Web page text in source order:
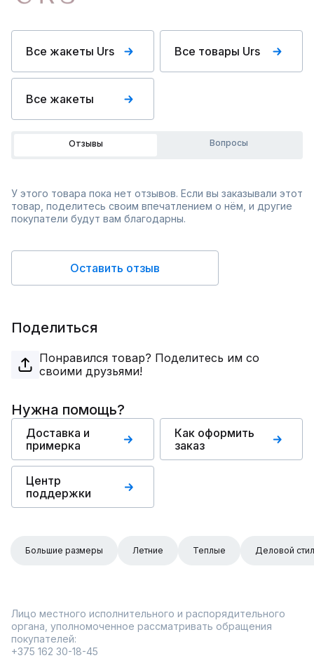
Все жакеты Urs Все товары Urs
Все жакеты
Отзывы Вопросы
У этого товара пока нет отзывов. Если вы заказывали этот
товар, поделитесь своим впечатлением о нём, и другие
покупатели будут вам благодарны.
Оставить отзыв
Поделиться
Понравился товар? Поделитесь им со
своими друзьями!
Нужна помощь?
Доставка и
примерка
Как оформить
заказ
Центр
поддержки
Большие размеры Летние Теплые Деловой
Лицо местного исполнительного и распорядительного
органа, уполномоченное рассматривать обращения
покупателей:
+375 162 30-18-45